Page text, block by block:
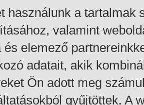
használunk a tartalmak
valamint
és elemező
adatait, akik
Ön adott meg
gyűjtöttek. A